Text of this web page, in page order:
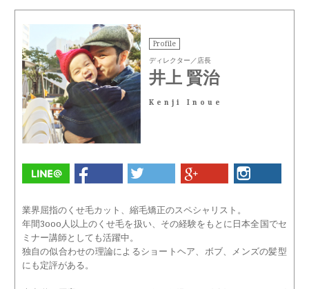
Profile
ディレクター／店長
井上 賢治
Kenji Inoue
業界屈指のくせ毛カット、縮毛矯正のスペシャリスト。
年間3ooo人以上のくせ毛を扱い、その経験をもとに日本全国でセ
ミナー講師としても活躍中。
独自の似合わせの理論によるショートヘア、ボブ、メンズの髪型
にも定評がある。